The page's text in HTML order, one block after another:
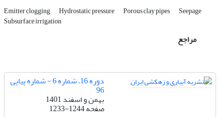
Emitter clogging Hydrostatic pressure Porous clay pipes Seepage
Subsurface irrigation
مراجع
دوره 16، شماره 6 - شماره پیاپی
96
بهمن و اسفند 1401
صفحه1233-1244